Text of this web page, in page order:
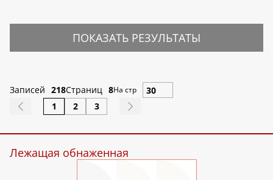
ПОКАЗАТЬ РЕЗУЛЬТАТЫ
Записей 218Страниц 8На стр
1 2 3
Лежащая обнаженная